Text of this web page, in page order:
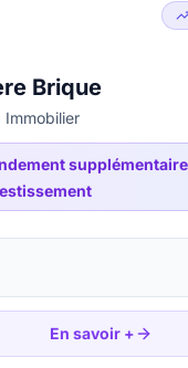
Brique
En savoir +